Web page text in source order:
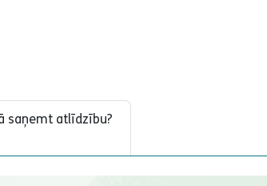
saņemt atlīdzību?